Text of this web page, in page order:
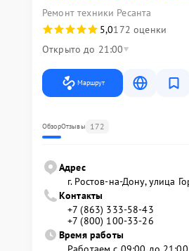
Ремонт техники Ресанта
5,0172 оценки
Открыто до 21:00
Маршрут
ОбзорОтзывы 172
Адрес
г. Ростов-на-Дону, улица
Контакты
+7 (863) 333-58-43
+7 (800) 100-33-26
Время работы